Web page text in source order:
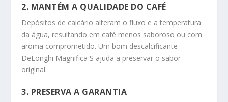
2. MANTÉM A QUALIDADE DO CAFÉ
Depósitos de calcário alteram o fluxo e a temperatura
da água, resultando em café menos saboroso ou com
aroma comprometido. Um bom descalcificante
DeLonghi Magnifica S ajuda a preservar o sabor
original.
3. PRESERVA A GARANTIA